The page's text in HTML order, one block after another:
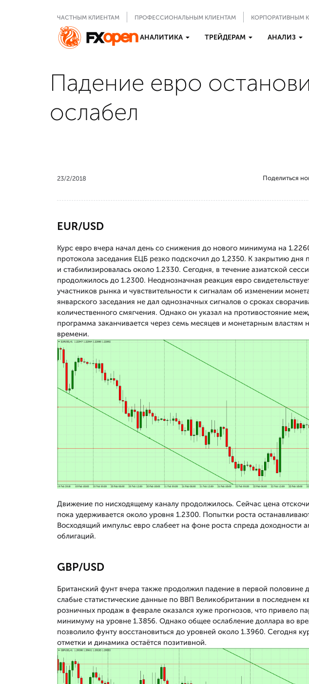
ЧАСТНЫМ КЛИЕНТАМ ПРОФЕССИОНАЛЬНЫМ КЛИЕНТАМ КОРПОРАТИВНЫМ
АНАЛИТИКА ТРЕЙДЕРАМ АНАЛИЗ
Падение евро
ослабел
23/2/2018 Поделиться
EUR/USD
Курс евро вчера начал день со снижения до нового минимума на
протокола заседания ЕЦБ резко подскочил до 1,2350. К закрытию дня
и стабилизировалась около 1.2330. Сегодня, в течение азиатской
продолжилось до 1.2300. Неоднозначная реакция евро
участников рынка и чувствительности к сигналам об изменении
январского заседания не дал однозначных сигналов о сроках
количественного смягчения. Однако он указал на противостояние
программа заканчивается через семь месяцев и монетарным властям
времени.
Движение по нисходящему каналу продолжилось. Сейчас цена
пока удерживается около уровня 1.2300. Попытки роста
Восходящий импульс евро слабеет на фоне роста спреда доходности
облигаций.
GBP/USD
Британский фунт вчера также продолжил падение в первой половине
слабые статистические данные по ВВП Великобритании в последнем
розничных продаж в феврале оказался хуже прогнозов, что привело
минимуму на уровне 1.3856. Однако общее ослабление доллара во
позволило фунту восстановиться до уровней около 1.3960. Сегодня
отметки и динамика остаётся позитивной.